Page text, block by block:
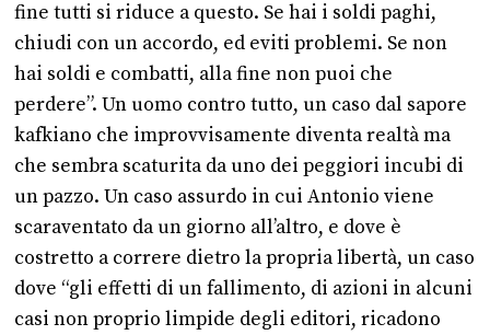
fine tutti si riduce a questo. Se hai i soldi paghi,
chiudi con un accordo, ed eviti problemi. Se non
hai soldi e combatti, alla fine non puoi che
perdere”. Un uomo contro tutto, un caso dal sapore
kafkiano che improvvisamente diventa realtà ma
che sembra scaturita da uno dei peggiori incubi di
un pazzo. Un caso assurdo in cui Antonio viene
scaraventato da un giorno all’altro, e dove è
costretto a correre dietro la propria libertà, un caso
dove “gli effetti di un fallimento, di azioni in alcuni
casi non proprio limpide degli editori, ricadono